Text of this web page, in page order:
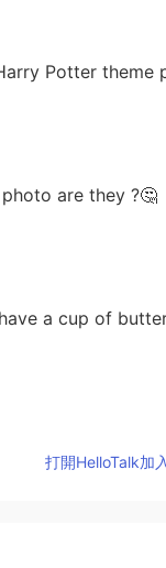
Potter theme
are they ?🤔
a cup of
打開HelloTalk加